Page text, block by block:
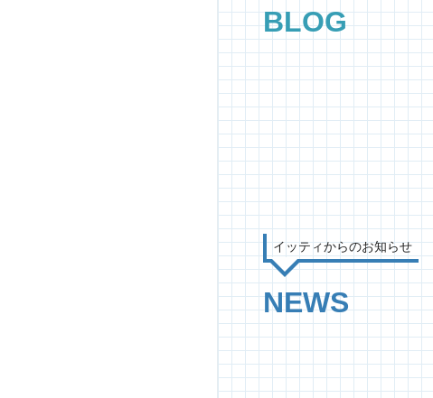
BLOG
イッティからのお知らせ
NEWS